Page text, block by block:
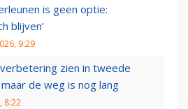
is geen optie:
blijven’
9:29
zien in tweede
de weg is nog lang
8:22